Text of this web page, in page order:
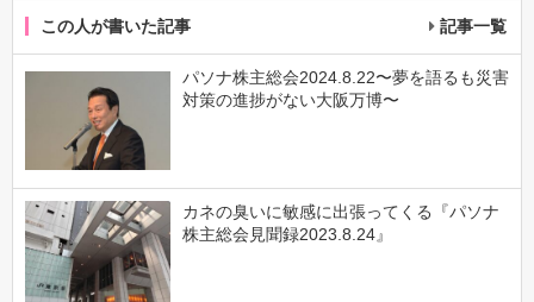
この人が書いた記事 記事一覧
パソナ株主総会2024.8.22〜夢を語るも災害
対策の進捗がない大阪万博〜
カネの臭いに敏感に出張ってくる『パソナ
株主総会見聞録2023.8.24』